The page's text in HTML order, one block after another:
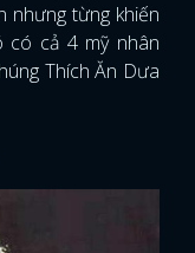
nhưng từng khiến
có cả 4 mỹ nhân
Thích Ăn Dưa